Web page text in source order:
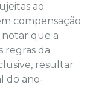
ao
compensação
que a
regras da
resultar
do ano-